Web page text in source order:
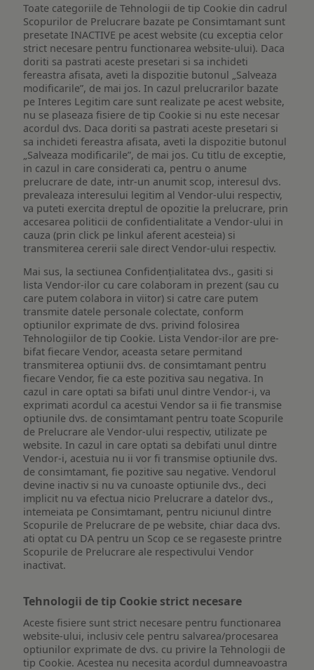
Toate categoriile de Tehnologii de tip Cookie din cadrul
Scopurilor de Prelucrare bazate pe Consimtamant sunt
presetate INACTIVE pe acest website (cu exceptia celor
strict necesare pentru functionarea website-ului). Daca
doriti sa pastrati aceste presetari si sa inchideti
fereastra afisata, aveti la dispozitie butonul „Salveaza
modificarile”, de mai jos. In cazul prelucrarilor bazate
pe Interes Legitim care sunt realizate pe acest website,
nu se plaseaza fisiere de tip Cookie si nu este necesar
acordul dvs. Daca doriti sa pastrati aceste presetari si
sa inchideti fereastra afisata, aveti la dispozitie butonul
„Salveaza modificarile”, de mai jos. Cu titlu de exceptie,
in cazul in care considerati ca, pentru o anume
prelucrare de date, intr-un anumit scop, interesul dvs.
prevaleaza interesului legitim al Vendor-ului respectiv,
va puteti exercita dreptul de opozitie la prelucrare, prin
accesarea politicii de confidentialitate a Vendor-ului in
cauza (prin click pe linkul aferent acesteia) si
transmiterea cererii sale direct Vendor-ului respectiv.
Mai sus, la sectiunea Confidențialitatea dvs., gasiti si
lista Vendor-ilor cu care colaboram in prezent (sau cu
care putem colabora in viitor) si catre care putem
transmite datele personale colectate, conform
optiunilor exprimate de dvs. privind folosirea
Tehnologiilor de tip Cookie. Lista Vendor-ilor are pre-
bifat fiecare Vendor, aceasta setare permitand
transmiterea optiunii dvs. de consimtamant pentru
fiecare Vendor, fie ca este pozitiva sau negativa. In
cazul in care optati sa bifati unul dintre Vendor-i, va
exprimati acordul ca acestui Vendor sa ii fie transmise
optiunile dvs. de consimtamant pentru toate Scopurile
de Prelucrare ale Vendor-ului respectiv, utilizate pe
website. In cazul in care optati sa debifati unul dintre
Vendor-i, acestuia nu ii vor fi transmise optiunile dvs.
de consimtamant, fie pozitive sau negative. Vendorul
devine inactiv si nu va cunoaste optiunile dvs., deci
implicit nu va efectua nicio Prelucrare a datelor dvs.,
intemeiata pe Consimtamant, pentru niciunul dintre
Scopurile de Prelucrare de pe website, chiar daca dvs.
ati optat cu DA pentru un Scop ce se regaseste printre
Scopurile de Prelucrare ale respectivului Vendor
inactivat.
Tehnologii de tip Cookie strict necesare
Aceste fisiere sunt strict necesare pentru functionarea
website-ului, inclusiv cele pentru salvarea/procesarea
optiunilor exprimate de dvs. cu privire la Tehnologii de
tip Cookie. Acestea nu necesita acordul dumneavoastra